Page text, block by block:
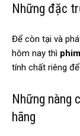
Những đặc
Để còn tại và
hôm nay thì
tính chất riêng
Những nàng
hãng